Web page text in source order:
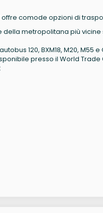
offre comode opzioni di
della metropolitana più vicine
120, BXM18, M20,
presso il World Trade